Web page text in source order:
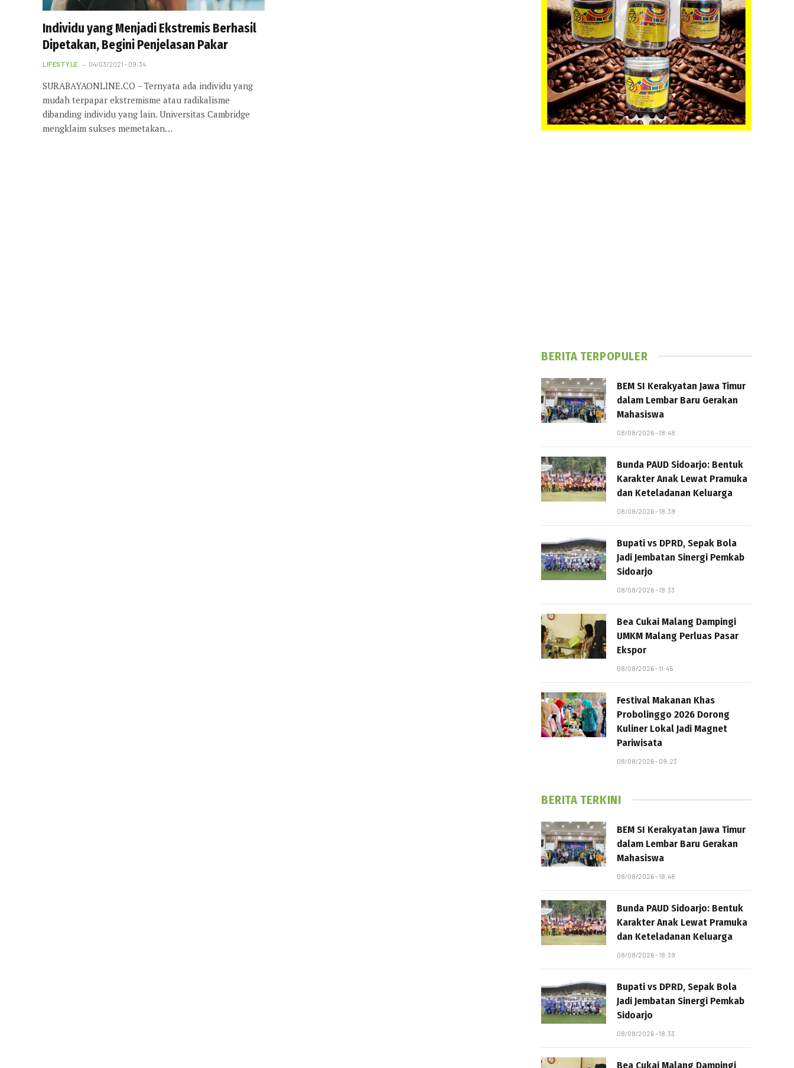
Individu yang Menjadi Ekstremis Berhasil
Dipetakan, Begini Penjelasan Pakar
LIFESTYLE 04/03/2021 - 09:34
SURABAYAONLINE.CO – Ternyata ada individu yang
mudah terpapar ekstremisme atau radikalisme
dibanding individu yang lain. Universitas Cambridge
mengklaim sukses memetakan…
BERITA TERPOPULER
BEM SI Kerakyatan Jawa Timur
dalam Lembar Baru Gerakan
Mahasiswa
08/08/2026 - 18:48
Bunda PAUD Sidoarjo: Bentuk
Karakter Anak Lewat Pramuka
dan Keteladanan Keluarga
08/08/2026 - 18:39
Bupati vs DPRD, Sepak Bola
Jadi Jembatan Sinergi Pemkab
Sidoarjo
08/08/2026 - 18:33
Bea Cukai Malang Dampingi
UMKM Malang Perluas Pasar
Ekspor
08/08/2026 - 11:45
Festival Makanan Khas
Probolinggo 2026 Dorong
Kuliner Lokal Jadi Magnet
Pariwisata
08/08/2026 - 09:23
BERITA TERKINI
BEM SI Kerakyatan Jawa Timur
dalam Lembar Baru Gerakan
Mahasiswa
08/08/2026 - 18:48
Bunda PAUD Sidoarjo: Bentuk
Karakter Anak Lewat Pramuka
dan Keteladanan Keluarga
08/08/2026 - 18:39
Bupati vs DPRD, Sepak Bola
Jadi Jembatan Sinergi Pemkab
Sidoarjo
08/08/2026 - 18:33
Bea Cukai Malang Dampingi